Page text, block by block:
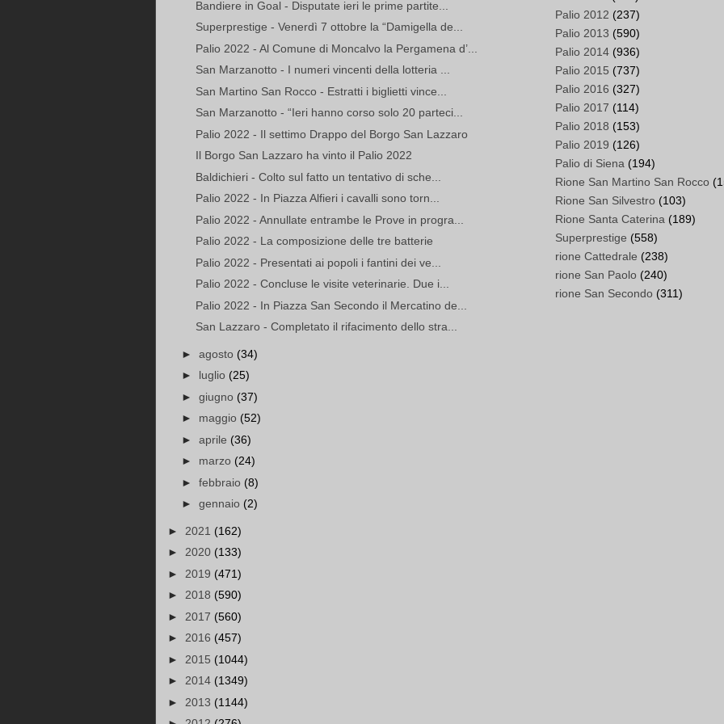
Bandiere in Goal - Disputate ieri le prime partite...
Superprestige - Venerdì 7 ottobre la “Damigella de...
Palio 2022 - Al Comune di Moncalvo la Pergamena d’...
San Marzanotto - I numeri vincenti della lotteria ...
San Martino San Rocco - Estratti i biglietti vince...
San Marzanotto - “Ieri hanno corso solo 20 parteci...
Palio 2022 - Il settimo Drappo del Borgo San Lazzaro
Il Borgo San Lazzaro ha vinto il Palio 2022
Baldichieri - Colto sul fatto un tentativo di sche...
Palio 2022 - In Piazza Alfieri i cavalli sono torn...
Palio 2022 - Annullate entrambe le Prove in progra...
Palio 2022 - La composizione delle tre batterie
Palio 2022 - Presentati ai popoli i fantini dei ve...
Palio 2022 - Concluse le visite veterinarie. Due i...
Palio 2022 - In Piazza San Secondo il Mercatino de...
San Lazzaro - Completato il rifacimento dello stra...
► agosto (34)
► luglio (25)
► giugno (37)
► maggio (52)
► aprile (36)
► marzo (24)
► febbraio (8)
► gennaio (2)
► 2021 (162)
► 2020 (133)
► 2019 (471)
► 2018 (590)
► 2017 (560)
► 2016 (457)
► 2015 (1044)
► 2014 (1349)
► 2013 (1144)
Palio 2012 (237)
Palio 2013 (590)
Palio 2014 (936)
Palio 2015 (737)
Palio 2016 (327)
Palio 2017 (114)
Palio 2018 (153)
Palio 2019 (126)
Palio di Siena (194)
Rione San Martino San Rocco
Rione San Silvestro (103)
Rione Santa Caterina (189)
Superprestige (558)
rione Cattedrale (238)
rione San Paolo (240)
rione San Secondo (311)